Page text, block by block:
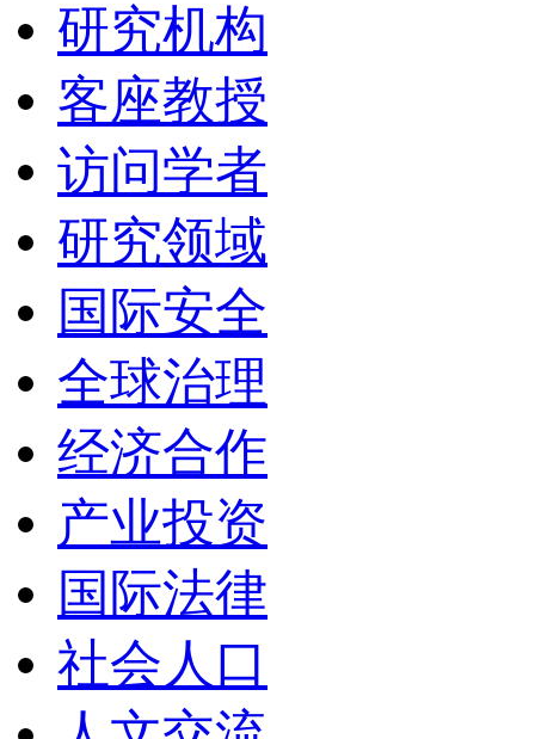
研究机构
客座教授
访问学者
研究领域
国际安全
全球治理
经济合作
产业投资
国际法律
社会人口